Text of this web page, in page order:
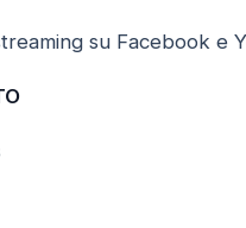
su Facebook e